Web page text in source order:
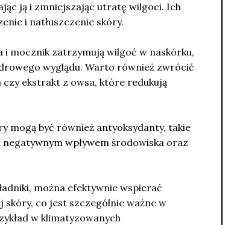
ją i zmniejszając utratę wilgoci. Ich
i natłuszczenie skóry.
mocznik zatrzymują wilgoć w naskórku,
wyglądu. Warto również zwrócić
czy ekstrakt z owsa, które redukują
mogą być również antyoksydanty, takie
wpływem środowiska oraz
można efektywnie wspierać
co jest szczególnie ważne w
w klimatyzowanych